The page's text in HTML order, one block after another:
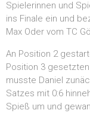
Spielerinnen und
ins Finale ein und
Max Oder vom TC
An Position 2
Position 3 gesetzten
musste Daniel
Satzes mit 0:6
Spieß um und